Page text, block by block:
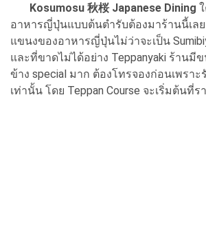
Kosumosu 秋桜 Japanese Dining
อาหารญี่ปุ่นแบบต้นตำรับต้องมาร้านนี้เล
แขนงของอาหารญี่ปุ่นไม่ว่าจะเป็น
และที่ขาดไม่ได้อย่าง Teppanyaki ร้านมี
ข้าง special มาก ต้องโทรจองก่อนเพรา
เท่านั้น โดย Teppan Course จะเริ่มต้นที่